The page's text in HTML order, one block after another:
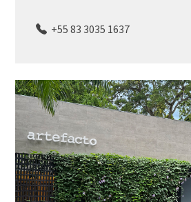
+55 83 3035 1637